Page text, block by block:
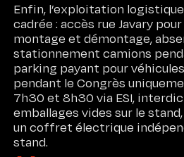
Enfin, l’exploitation
cadrée : accès rue Javary
montage et démontage,
stationnement camions
parking payant pour
pendant le Congrès
7h30 et 8h30 via ESI,
emballages vides sur le
un coffret électrique
stand.